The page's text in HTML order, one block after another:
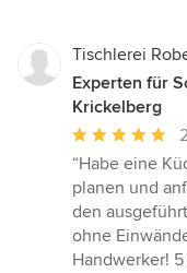
Tischlerei
Experten für
Krickelberg
Bewertung:
5
von
5
Sternen
“Habe eine
planen und
den
ohne
Handwerker! 5